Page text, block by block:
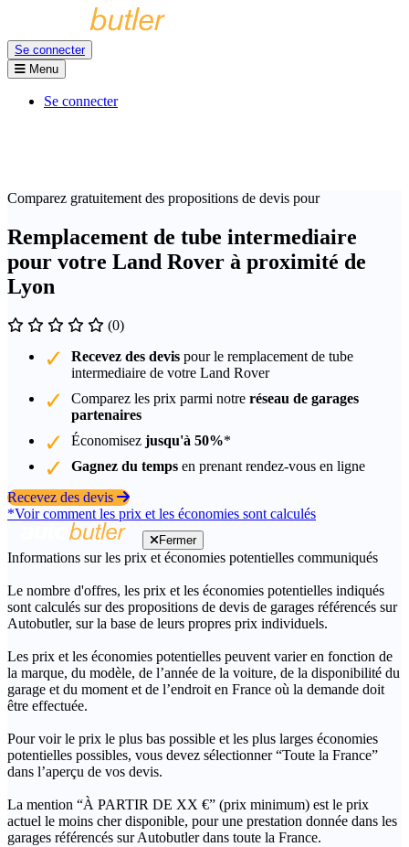
Se connecter
Menu
Se connecter
Comparez gratuitement des propositions de devis pour
Remplacement de tube intermediaire
pour votre Land Rover à proximité de
Lyon
(0)
Recevez des devis pour le remplacement de tube
intermediaire de votre Land Rover
Comparez les prix parmi notre réseau de garages
partenaires
Économisez jusqu'à 50%*
Gagnez du temps en prenant rendez-vous en ligne
Recevez des devis
*Voir comment les prix et les économies sont calculés
Fermer
Informations sur les prix et économies potentielles communiqués
Le nombre d'offres, les prix et les économies potentielles indiqués
sont calculés sur des propositions de devis de garages référencés sur
Autobutler, sur la base de leurs propres prix individuels.
Les prix et les économies potentielles peuvent varier en fonction de
la marque, du modèle, de l’année de la voiture, de la disponibilité du
garage et du moment et de l’endroit en France où la demande doit
être effectuée.
Pour voir le prix le plus bas possible et les plus larges économies
potentielles possibles, vous devez sélectionner “Toute la France”
dans l’aperçu de vos devis.
La mention “À PARTIR DE XX €” (prix minimum) est le prix
actuel le moins cher disponible, pour une prestation donnée dans les
garages référencés sur Autobutler dans toute la France.